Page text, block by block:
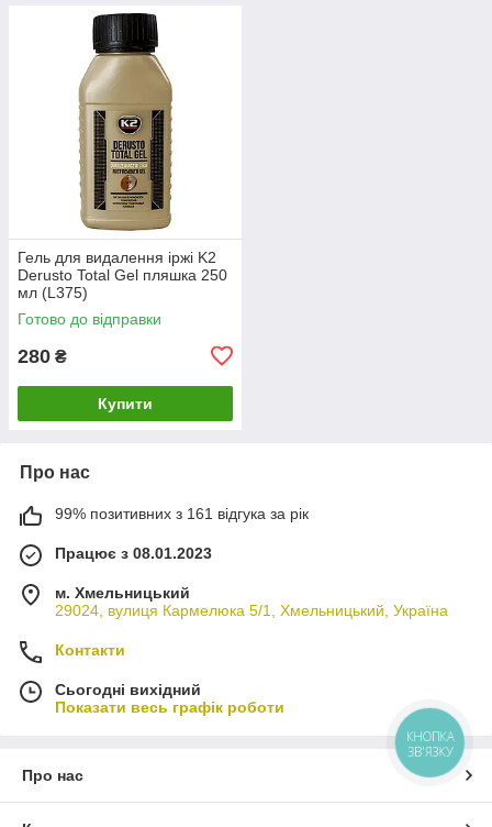
Гель для видалення іржі K2
Derusto Total Gel пляшка 250
мл (L375)
Готово до відправки
280 ₴
Купити
Про нас
99% позитивних з 161 відгука за рік
Працює з 08.01.2023
м. Хмельницький
29024, вулиця Кармелюка 5/1, Хмельницький, Україна
Контакти
Сьогодні вихідний
Показати весь графік роботи
Про нас
КНОПКА
ЗВ'ЯЗКУ